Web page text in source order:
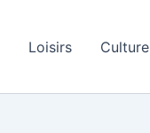
Loisirs Culture